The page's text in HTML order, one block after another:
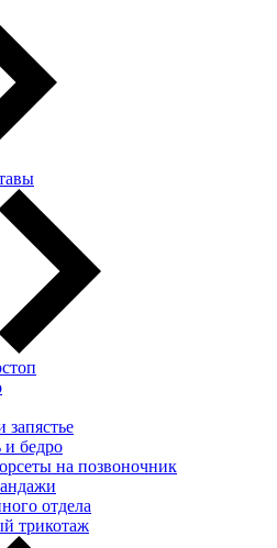
запястье
и бедро
на позвоночник
отдела
трикотаж